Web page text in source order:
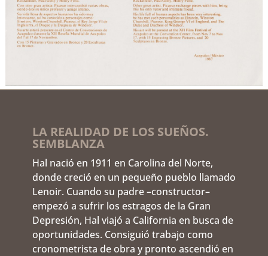
LA REALIDAD DE LOS SUEÑOS.
SEMBLANZA
Hal nació en 1911 en Carolina del Norte,
donde creció en un pequeño pueblo llamado
Lenoir. Cuando su padre –constructor–
empezó a sufrir los estragos de la Gran
Depresión, Hal viajó a California en busca de
oportunidades. Consiguió trabajo como
cronometrista de obra y pronto ascendió en